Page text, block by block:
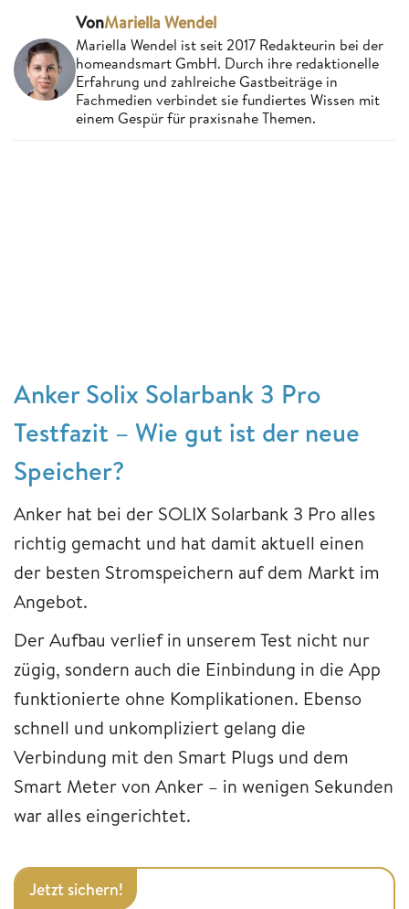
VonMariella Wendel
Mariella Wendel ist seit 2017 Redakteurin bei der
homeandsmart GmbH. Durch ihre redaktionelle
Erfahrung und zahlreiche Gastbeiträge in
Fachmedien verbindet sie fundiertes Wissen mit
einem Gespür für praxisnahe Themen.
Anker Solix Solarbank 3 Pro
Testfazit – Wie gut ist der neue
Speicher?
Anker hat bei der SOLIX Solarbank 3 Pro alles
richtig gemacht und hat damit aktuell einen
der besten Stromspeichern auf dem Markt im
Angebot.
Der Aufbau verlief in unserem Test nicht nur
zügig, sondern auch die Einbindung in die App
funktionierte ohne Komplikationen. Ebenso
schnell und unkompliziert gelang die
Verbindung mit den Smart Plugs und dem
Smart Meter von Anker – in wenigen Sekunden
war alles eingerichtet.
Jetzt sichern!